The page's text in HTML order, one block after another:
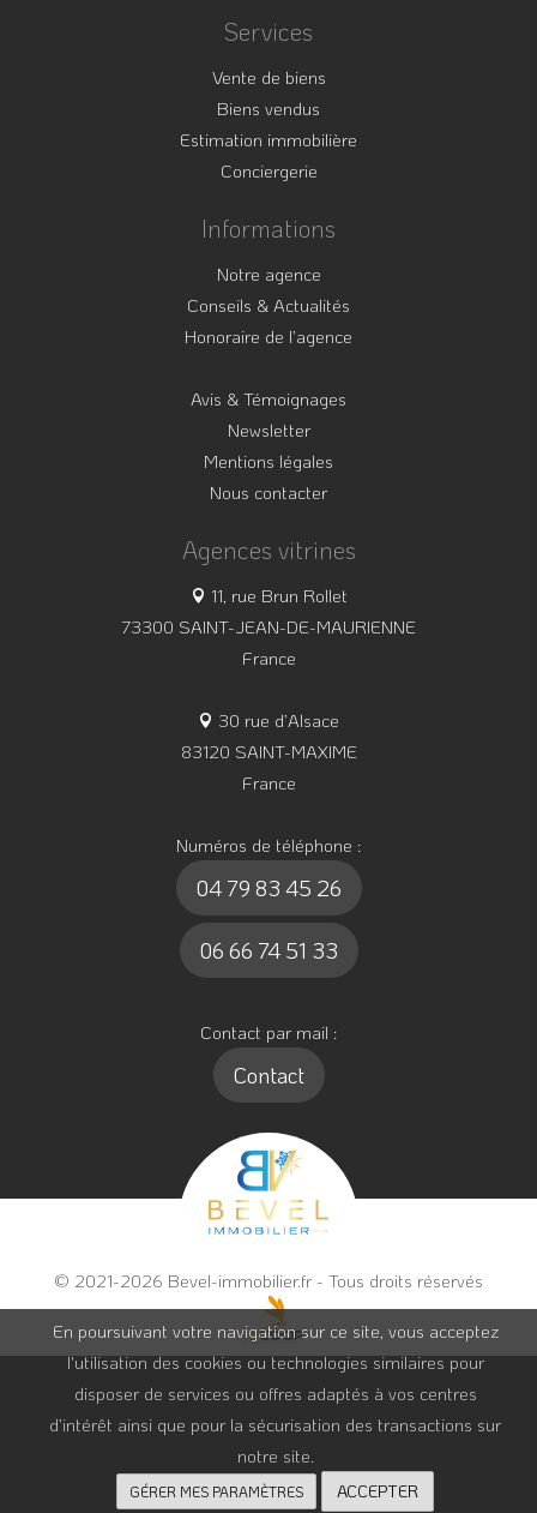
Services
Vente de biens
Biens vendus
Estimation immobilière
Conciergerie
Informations
Notre agence
Conseils & Actualités
Honoraire de l’agence
Avis & Témoignages
Newsletter
Mentions légales
Nous contacter
Agences vitrines
11, rue Brun Rollet
73300 SAINT-JEAN-DE-MAURIENNE
France
30 rue d’Alsace
83120 SAINT-MAXIME
France
Numéros de téléphone :
04 79 83 45 26
06 66 74 51 33
Contact par mail :
Contact
© 2021-2026 Bevel-immobilier.fr - Tous droits réservés
En poursuivant votre navigation sur ce site, vous acceptez
l'utilisation des cookies ou technologies similaires pour
disposer de services ou offres adaptés à vos centres
d’intérêt ainsi que pour la sécurisation des transactions sur
notre site.
GÉRER MES PARAMÈTRES ACCEPTER